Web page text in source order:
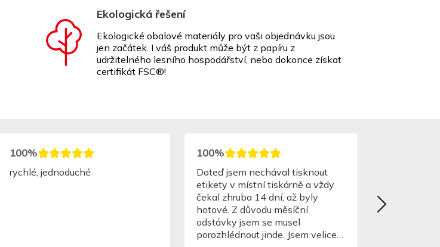
Ekologická řešení
Ekologické obalové materiály pro vaši objednávku jsou
jen začátek. I váš produkt může být z papíru z
udržitelného lesního hospodářství, nebo dokonce získat
certifikát FSC®!
100%
rychlé, jednoduché
100%
Doteď jsem nechával tisknout
etikety v místní tiskárně a vždy
čekal zhruba 14 dní, až byly
hotové. Z důvodu měsíční
odstávky jsem se musel
porozhlédnout jinde. Jsem velice